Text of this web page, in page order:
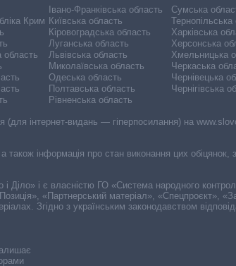
Крим
область
Івано-Франківська область
Київська область
Кіровоградська область
Луганська область
Львівська область
Миколаївська область
Одеська область
Полтавська область
Рівненська область
Сумська
Тернопільська
Харківська
Херсонська
Хмельницька
Черкаська
Чернівецька
Чернігівська
(для інтернет-видань — гіперпосилання) на
також інформація про стан виконання цих
Діло» і є власністю ГО «Система народного
«Партнерський матеріал», «Спецпроєкт»,
Згідно з українським законодавством